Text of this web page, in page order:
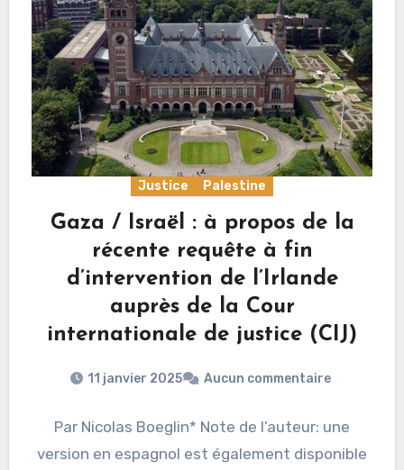
Justice Palestine
Gaza / Israël : à propos de la
récente requête à fin
d’intervention de l’Irlande
auprès de la Cour
internationale de justice (CIJ)
11 janvier 2025 Aucun commentaire
Par Nicolas Boeglin* Note de l’auteur: une
version en espagnol est également disponible